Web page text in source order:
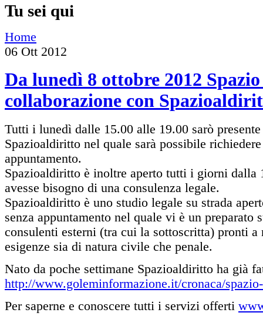
Tu sei qui
Home
06 Ott 2012
Da lunedì 8 ottobre 2012
collaborazione con
Tutti i lunedì dalle 15.00 alle 19.00 sarò
Spazioaldiritto nel quale sarà possibile
appuntamento.
Spazioaldiritto è inoltre aperto tutti i giorni dalla
avesse bisogno di una consulenza legale.
Spazioaldiritto è uno studio legale su strada
senza appuntamento nel quale vi è un preparato
consulenti esterni (tra cui la sottoscritta) pronti a
esigenze sia di natura civile che penale.
Nato da poche settimane Spazioaldiritto ha già
http://www.goleminformazione.it/cronaca/
Per saperne e conoscere tutti i servizi offerti